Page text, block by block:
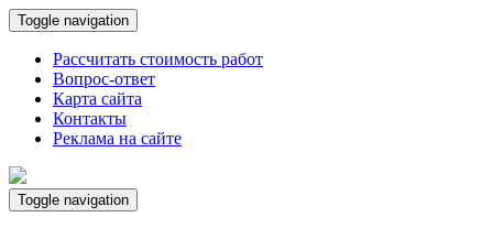
Toggle navigation
Рассчитать стоимость работ
Вопрос-ответ
Карта сайта
Контакты
Реклама на сайте
Toggle navigation